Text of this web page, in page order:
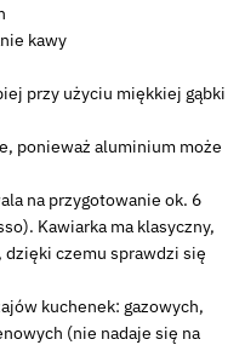
kawy
przy użyciu miękkiej gąbki
ponieważ aluminium może
na przygotowanie ok. 6
Kawiarka ma klasyczny,
czemu sprawdzi się
kuchenek: gazowych,
(nie nadaje się na